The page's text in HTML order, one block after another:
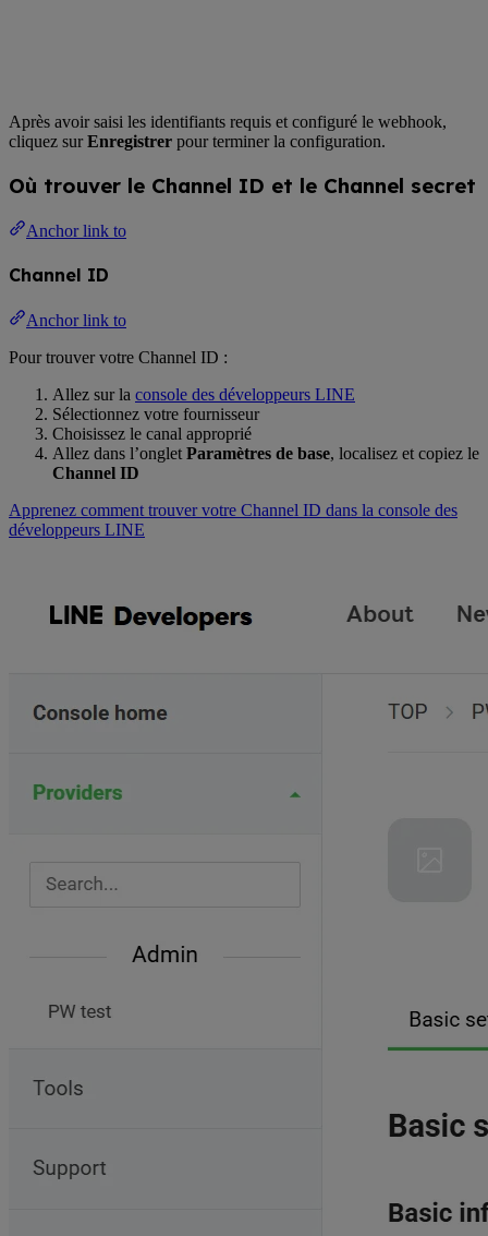
Après avoir saisi les identifiants requis et configuré le webhook,
cliquez surEnregistrer pour terminer la configuration.
Où trouver le Channel ID et le Channel secret
Anchor link to
Channel ID
Anchor link to
Pour trouver votre Channel ID :
Allez sur la console des développeurs LINE
Sélectionnez votre fournisseur
Choisissez le canal approprié
Allez dans l’onglet Paramètres de base, localisez et copiez le
Channel ID
Apprenez comment trouver votre Channel ID dans la console des
développeurs LINE